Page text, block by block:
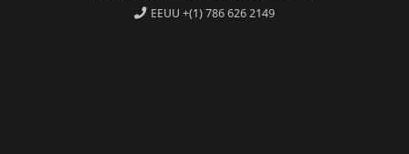
EEUU+(1) 786 626 2149